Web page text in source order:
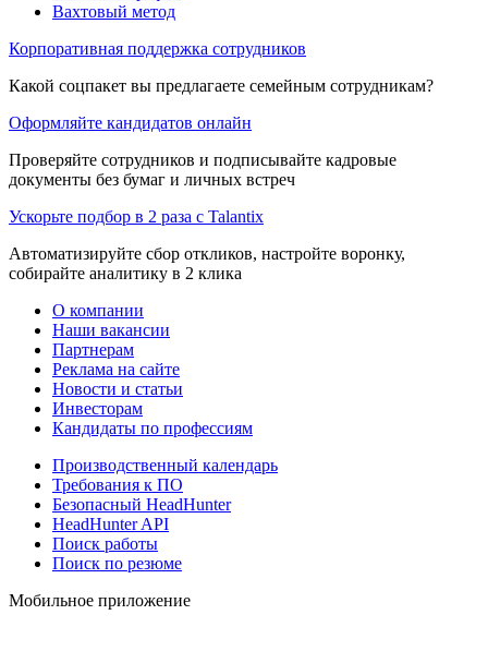
Вахтовый метод
Корпоративная поддержка сотрудников
Какой соцпакет вы предлагаете семейным сотрудникам?
Оформляйте кандидатов онлайн
Проверяйте сотрудников и подписывайте кадровые
документы без бумаг и личных встреч
Ускорьте подбор в 2 раза с Talantix
Автоматизируйте сбор откликов, настройте воронку,
собирайте аналитику в 2 клика
О компании
Наши вакансии
Партнерам
Реклама на сайте
Новости и статьи
Инвесторам
Кандидаты по профессиям
Производственный календарь
Требования к ПО
Безопасный HeadHunter
HeadHunter API
Поиск работы
Поиск по резюме
Мобильное приложение